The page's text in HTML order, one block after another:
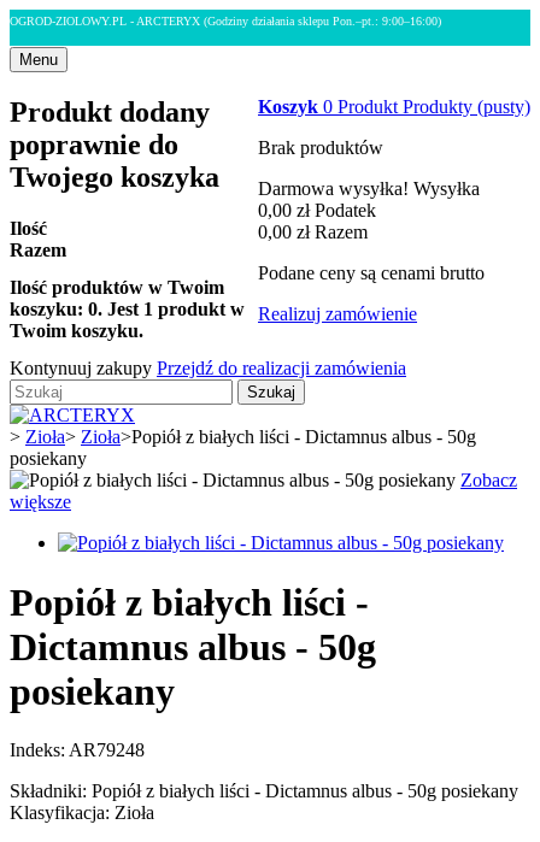
OGROD-ZIOLOWY.PL - ARCTERYX (Godziny działania sklepu Pon.–pt.: 9:00–16:00)
Menu
Koszyk 0 Produkt Produkty (pusty)
Brak produktów
Darmowa wysyłka! Wysyłka
0,00 zł Podatek
0,00 zł Razem
Podane ceny są cenami brutto
Realizuj zamówienie
Produkt dodany
poprawnie do
Twojego koszyka
Ilość
Razem
Ilość produktów w Twoim
koszyku: 0. Jest 1 produkt w
Twoim koszyku.
Kontynuuj zakupy Przejdź do realizacji zamówienia
Szukaj
> Zioła> Zioła>Popiół z białych liści - Dictamnus albus - 50g
posiekany
Zobacz
większe
Popiół z białych liści -
Dictamnus albus - 50g
posiekany
Indeks: AR79248
Składniki: Popiół z białych liści - Dictamnus albus - 50g posiekany
Klasyfikacja: Zioła